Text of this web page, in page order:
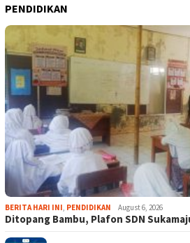
PENDIDIKAN
BERITA HARI INI PENDIDIKAN August 6, 2026
Ditopang Bambu, Plafon SDN